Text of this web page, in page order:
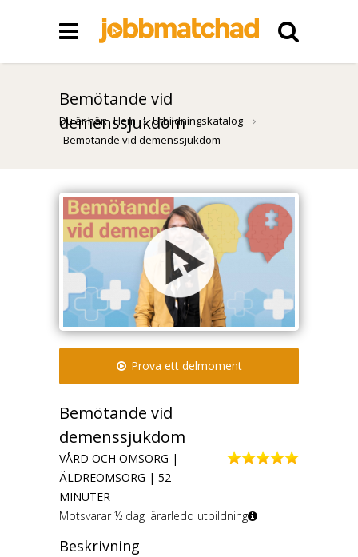
Bemötande vid
demenssjukdom
Du är här: Hem
Utbildningskatalog
Bemötande vid demenssjukdom
Prova ett delmoment
Bemötande vid
demenssjukdom
VÅRD OCH OMSORG |
ÄLDREOMSORG | 52
MINUTER
Motsvarar ½ dag lärarledd utbildning
Beskrivning